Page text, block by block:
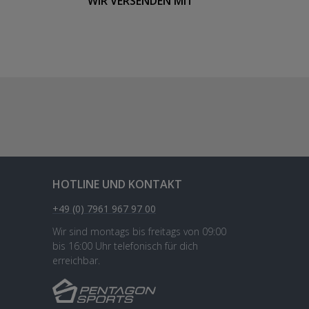
HOTLINE UND KONTAKT
+49 (0) 7961 967 97 00
Wir sind montags bis freitags von 09:00
bis 16:00 Uhr telefonisch für dich
erreichbar.